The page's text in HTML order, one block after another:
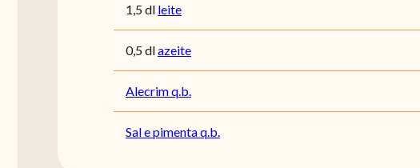
1,5 dl leite
0,5 dlazeite
Alecrim q.b.
Sal e pimenta q.b.